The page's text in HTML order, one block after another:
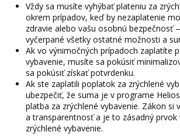
Vždy sa musíte vyhýbať plateniu za
okrem prípadov, keď by nezaplatenie
zdravie alebo vašu osobnú bezpečnosť
vyčerpané všetky ostatné možnosti a
Ak vo výnimočných prípadoch zaplatíte
vybavenie, musíte sa pokúsiť
sa pokúsiť získať potvrdenku.
Ak ste zaplatili poplatok za zrýchlené
ubezpečiť, že suma je v programe
platba za zrýchlené vybavenie. Zákon si
a transparentnosť a je to zásadný
zrýchlené vybavenie.